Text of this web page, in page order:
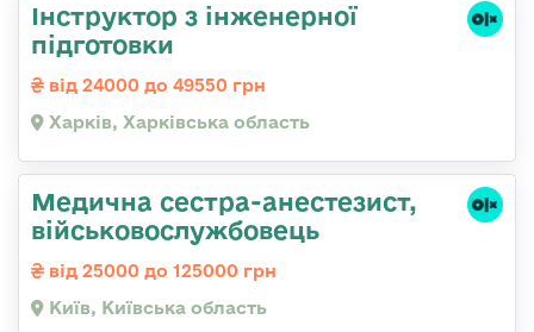
Інструктор з інженерної
підготовки
від 24000 до 49550 грн
Харків, Харківська область
Медична сестpа-анестезист,
військовослужбовець
від 25000 до 125000 грн
Київ, Київська область